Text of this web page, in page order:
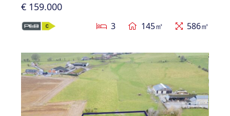
€ 159.000
3 145㎡ 586㎡